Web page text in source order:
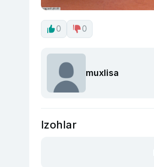
0 0
muxlisa
Izohlar